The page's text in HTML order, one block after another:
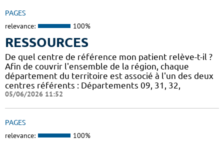
PAGES
relevance: 100%
RESSOURCES
De quel centre de référence mon patient relève-t-il ?
Afin de couvrir l'ensemble de la région, chaque
département du territoire est associé à l'un des deux
centres référents : Départements 09, 31, 32,
05/06/2026 11:52
PAGES
relevance: 100%